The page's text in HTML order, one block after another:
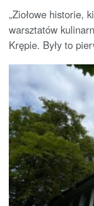
„Ziołowe historie,
warsztatów
Krępie. Były to